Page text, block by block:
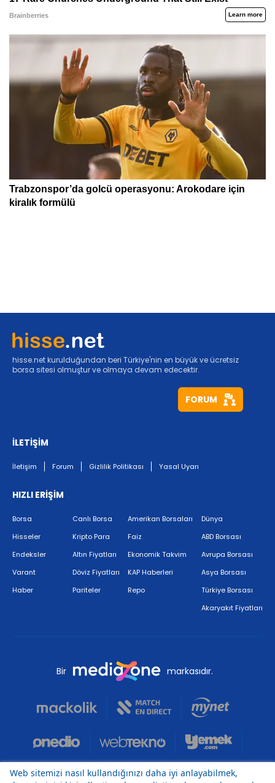
hisse.net kurulduğundan beri Türkiye'nin en büyük ve ücretsiz
borsa sitesi olmuştur ve olmaya devam edecektir.
FORUM
İLETİŞİM
İletişim Forum Gizlilik Politikası Yasal Uyarı
HIZLI ERİŞİM
Borsa
Hisseler
Endeksler
Varant
Haber
Canlı Borsa
Kripto Para
Altın Fiyatları
Döviz Fiyatları
Pariteler
Amerikan Borsaları
Faiz
Ekonomik Takvim
KAP Haberleri
Repo
Dünya
ABD Borsası
Avrupa Borsası
Asya Borsası
Türkiye Borsası
Akaryakıt Fiyatları
Bir markasıdır.